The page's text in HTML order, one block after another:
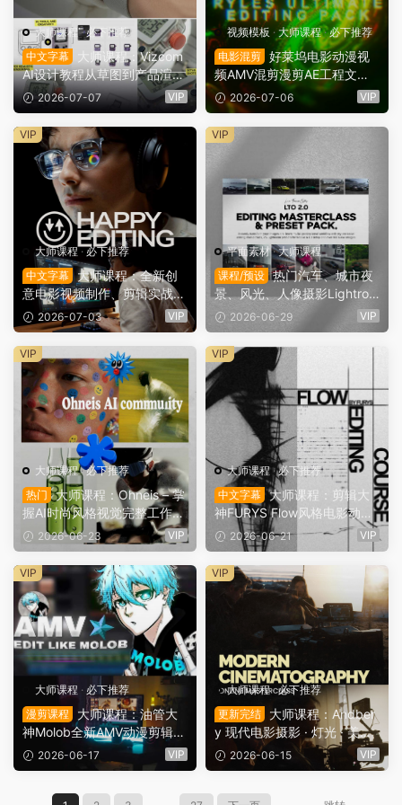
大师课程·必下推荐
中文字幕
大师课程：Vizcom
AI设计教程从草图到产品渲染
图快速生成工作流视频课程
中文字幕 Online Courses – E
ssentials of Vizcom – leMan
oosh（15942）
2026-07-07 VIP
视频模板 ·大师课程·必下推荐
电影混剪 好莱坞电影动漫视
频AMV混剪漫剪AE工程文件
预设叠加层预设素材包+视频
教程 RYLES ULTIMATE EDIT
ING PACK（15934）
2026-07-06 VIP
大师课程·必下推荐
中文字幕 大师课程：全新创
意电影视频制作、剪辑实战拆
解全流程视频课程 中文字幕
HAPPY EDITING MASTERC
LASS 2026（15909）
2026-07-03 VIP
VIP
平面素材·大师课程
课程/预设 热门汽车、城市夜
景、风光、人像摄影Lightroo
m调色预设+大师课程 中文字
幕 LTO 2.0 Editing Mastercl
ass & Preset Pack – Life Thr
ough Optics（15764）
2026-06-29 VIP
VIP
大师课程·必下推荐
热门
大师课程：Ohneis – 掌
握AI时尚风格视觉完整工作流
PDF套件课程 Andreis Ohnei
sser – AI Visual Mastery Co
mplete Studio Suite Course
（15883）
2026-06-23 VIP
VIP
大师课程·必下推荐
中文字幕 大师课程：剪辑大
神FURYS Flow风格电影动漫
剪辑编辑全流程AFTER EFFE
CTS视频课程 中文字幕 Furys
Flow Editing Course（1586
5）
2026-06-21 VIP
VIP
大师课程 · 必下推荐
漫剪课程
大师课程：油管大
神Molob全新AMV动漫剪辑编
辑全流程After Effect视频课
程 The Molob Editing Acade
2026-06-17 VIP
VIP
大师课程·必下推荐
更新完结
大师课程：Andber
y 现代电影摄影 · 灯光 · 美术
设计全流程视频课程 中文字
幕 Andbery – Modern Cinem
2026-06-15 VIP
VIP